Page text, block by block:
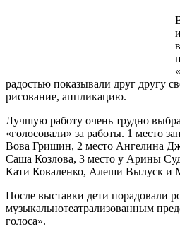
радостью показывали друг другу
рисование, аппликацию.
Лучшую работу очень трудно
«голосовали» за работы. 1 место
Вова Гришин, 2 место Ангелина
Саша Козлова, 3 место у Арины
Кати Коваленко, Алеши Вылуск и
После выставки дети порадовали
музыкальнотеатрализованным
голоса».